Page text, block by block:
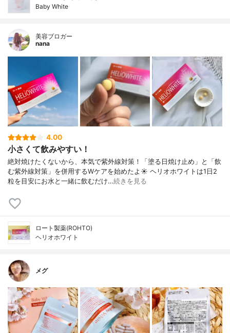
Baby White
美容ブロガー
nana
4.00
小さくて飲みやすい！
絶対焼けたくないから、本気で紫外線対策！「塗る日焼け止め」と「飲
む紫外線対策」を併用するWケアを始めたよ☀ ヘリオホワイトは1日2
粒を目安にお水と一緒に飲むだけ…続きを見る
ロート製薬(ROHTO)
ヘリオホワイト
メグ